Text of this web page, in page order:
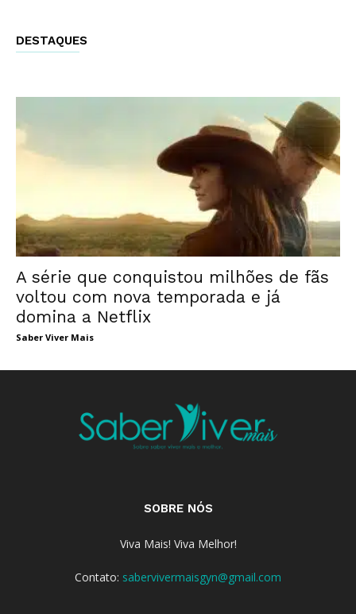
DESTAQUES
A série que conquistou milhões de fãs
voltou com nova temporada e já
domina a Netflix
Saber Viver Mais
SOBRE NÓS
Viva Mais! Viva Melhor!
Contato: sabervivermaisgyn@gmail.com